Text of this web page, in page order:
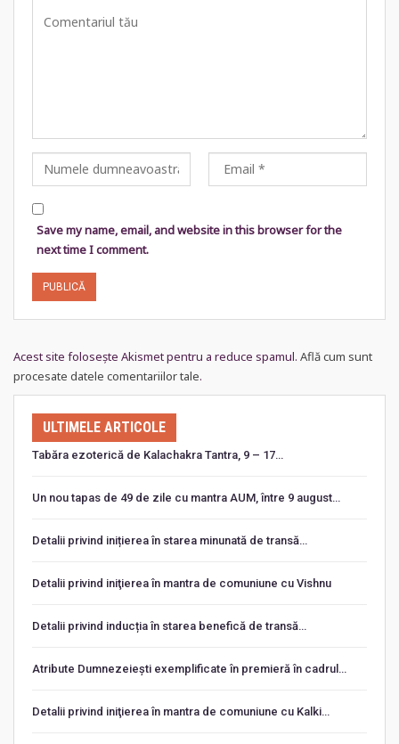
Save my name, email, and website in this browser for the
next time I comment.
Acest site folosește Akismet pentru a reduce spamul. Află cum sunt
procesate datele comentariilor tale.
ULTIMELE ARTICOLE
Tabăra ezoterică de Kalachakra Tantra, 9 – 17…
Un nou tapas de 49 de zile cu mantra AUM, între 9 august…
Detalii privind inițierea în starea minunată de transă…
Detalii privind iniţierea în mantra de comuniune cu Vishnu
Detalii privind inducția în starea benefică de transă…
Atribute Dumnezeiești exemplificate în premieră în cadrul…
Detalii privind iniţierea în mantra de comuniune cu Kalki…